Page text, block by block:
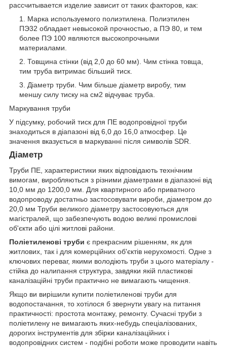
рассчитывается изделие зависит от таких факторов, как:
Марка используемого полиэтилена. Полиэтилен
ПЭ32 обладает невысокой прочностью, а ПЭ 80, и тем
более ПЭ 100 являются высокопрочными
материалами.
Товщина стінки (від 2,0 до 60 мм). Чим стінка товща,
тим труба витримає більший тиск.
Діаметр труби. Чим більше діаметр виробу, тим
меншу силу тиску на см2 відчуває труба.
Маркування труби
У підсумку, робочий тиск для ПЕ водопровідної труби
знаходиться в діапазоні від 6,0 до 16,0 атмосфер. Це
значення вказується в маркуванні після символів SDR.
Діаметр
Труби ПЕ, характеристики яких відповідають технічним
вимогам, виробляються з різними діаметрами в діапазоні від
10,0 мм до 1200,0 мм. Для квартирного або приватного
водопроводу достатньо застосовувати вироби, діаметром до
20,0 мм Труби великого діаметру застосовуються для
магістралей, що забезпечують водою великі промислові
об'єкти або цілі житлові райони.
Поліетиленові труби є прекрасним рішенням, як для
житлових, так і для комерційних об'єктів нерухомості. Одне з
ключових переваг, якими володіють труби з цього матеріалу -
стійка до налипання структура, завдяки якій пластикові
каналізаційні труби практично не вимагають чищення.
Якщо ви вирішили купити поліетиленові труби для
водопостачання, то хотілося б звернути увагу на питання
практичності: простота монтажу, ремонту. Сучасні труби з
поліетилену не вимагають яких-небудь спеціалізованих,
дорогих інструментів для збірки каналізаційних і
водопровідних систем - подібні роботи може проводити навіть